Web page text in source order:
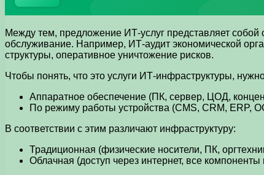
Между тем, предложение ИТ-услуг представляет
обслуживание. Например, ИТ-аудит экономической
структуры, оперативное уничтожение рисков.
Чтобы понять, что это услуги ИТ-инфраструктуры,
Аппаратное обеспечение (ПК, сервер, ЦОД,
По режиму работы устройства (CMS, CRM, ERP,
В соответствии с этим различают инфраструктуру:
Традиционная (физические носители, ПК,
Облачная (доступ через интернет, все